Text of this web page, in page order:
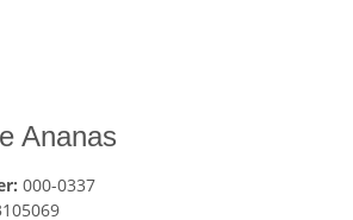
Ananas
000-0337